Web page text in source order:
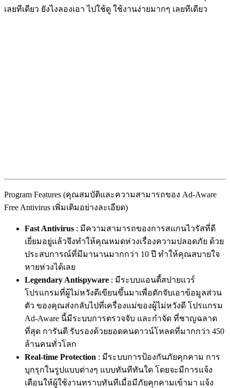
เลยทีเดียว ยังไงลองเอา ไปใช้ดู ใช้งานง่ายมากๆ เลยทีเดียว
Program Features (คุณสมบัติและความสามารถของ Ad-Aware
Free Antivirus เพิ่มเติมอย่างละเอียด)
Fast Antivirus : มีความสามารถของการสแกนไวรัสที่ดี
เยี่ยมอยู่แล้วจึงทำให้คุณหมดห่วงเรื่องความปลอดภัย ด้วย
ประสบการณ์ที่มีมานานมากกว่า 10 ปี ทำให้คุณสบายใจ
หายห่วงได้เลย
Legendary Antispyware : มีระบบแอนตี้สปายแวร์
โปรแกรมที่ผู้ไม่หวังดีเขียนขึ้นมาเพื่อดักจับเอาข้อมูลส่วน
ตัว ของคุณส่งกลับไปที่เครื่องแม่ของผู้ไม่หวังดี โปรแกรม
Ad-Aware นี้มีระบบการตรวจจับ และกำจัด ที่ชาญฉลาด
ที่สุด การันตี รับรองด้วยยอดคนดาวน์โหลดที่มากกว่า 450
ล้านคนทั่วโลก
Real-time Protection : มีระบบการป้องกันภัยคุกคาม การ
บุกรุกในรูปแบบต่างๆ แบบทันทีทันใด โดยจะมีการแจ้ง
เตือนให้ผู้ใช้งานทราบทันทีเมื่อมีภัยคุกคามเข้ามา แจ้ง